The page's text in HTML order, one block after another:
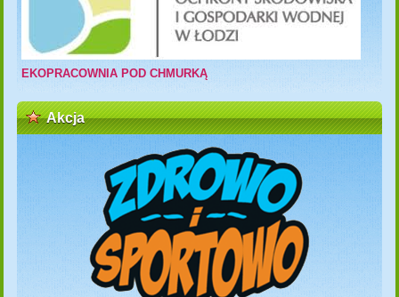
EKOPRACOWNIA POD CHMURKĄ
Akcja